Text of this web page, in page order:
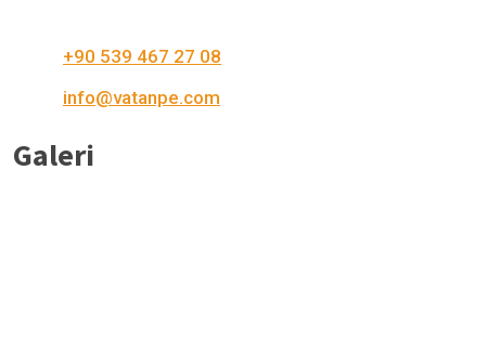
+90 539 467 27 08
info@vatanpe.com
Galeri